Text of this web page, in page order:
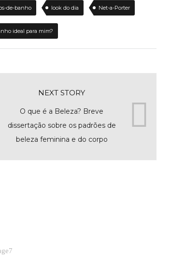
de-banho look do dia Net-a-Porter
ideal para mim?
NEXT STORY
O que é a Beleza? Breve
dissertação sobre os padrões de
beleza feminina e do corpo